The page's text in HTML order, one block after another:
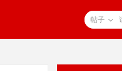
帖子